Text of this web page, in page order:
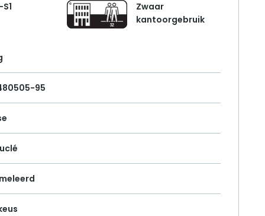
Zwaar
kantoorgebruik
95